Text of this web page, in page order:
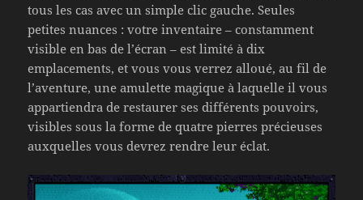
tous les cas avec un simple clic gauche. Seules
petites nuances : votre inventaire – constamment
visible en bas de l’écran – est limité à dix
emplacements, et vous vous verrez alloué, au fil de
l’aventure, une amulette magique à laquelle il vous
appartiendra de restaurer ses différents pouvoirs,
visibles sous la forme de quatre pierres précieuses
auxquelles vous devrez rendre leur éclat.